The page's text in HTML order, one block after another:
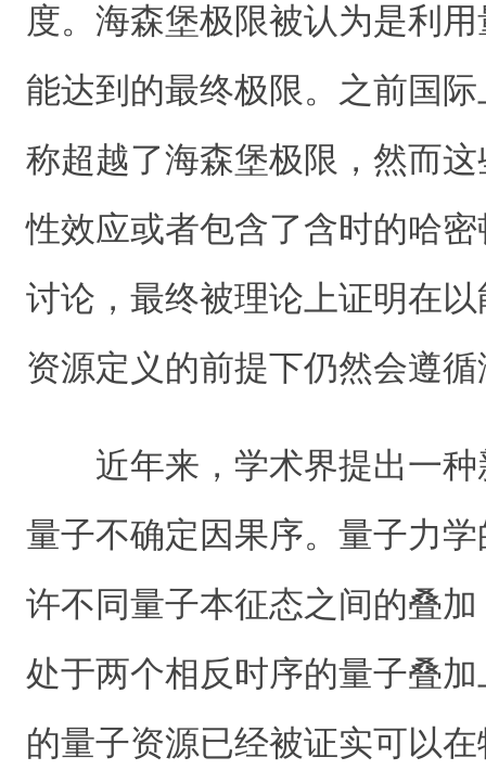
度。海森堡极限被认为是利
能达到的最终极限。之前国
称超越了海森堡极限，然而
性效应或者包含了含时的哈
讨论，最终被理论上证明在
资源定义的前提下仍然会遵
近年来，学术界提出一种
量子不确定因果序。量子力
许不同量子本征态之间的叠
处于两个相反时序的量子叠
的量子资源已经被证实可以